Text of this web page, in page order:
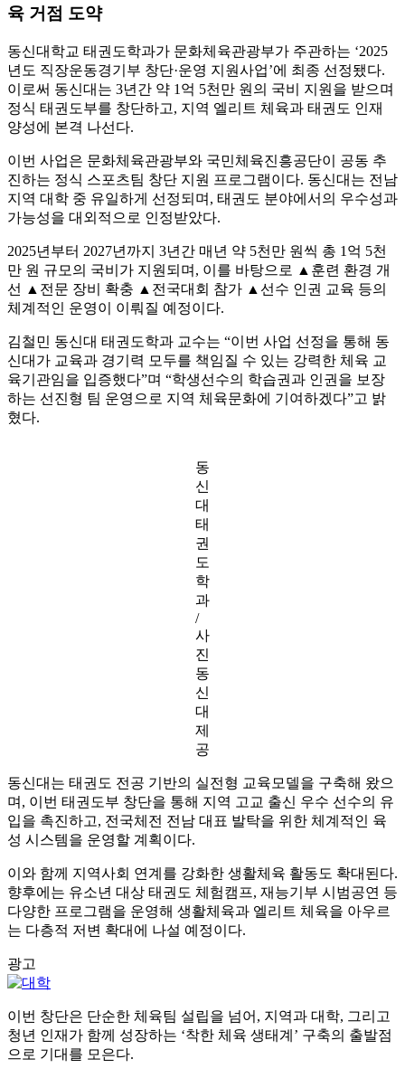
육 거점 도약
동신대학교 태권도학과가 문화체육관광부가 주관하는 ‘2025
년도 직장운동경기부 창단·운영 지원사업’에 최종 선정됐다.
이로써 동신대는 3년간 약 1억 5천만 원의 국비 지원을 받으며
정식 태권도부를 창단하고, 지역 엘리트 체육과 태권도 인재
양성에 본격 나선다.
이번 사업은 문화체육관광부와 국민체육진흥공단이 공동 추
진하는 정식 스포츠팀 창단 지원 프로그램이다. 동신대는 전남
지역 대학 중 유일하게 선정되며, 태권도 분야에서의 우수성과
가능성을 대외적으로 인정받았다.
2025년부터 2027년까지 3년간 매년 약 5천만 원씩 총 1억 5천
만 원 규모의 국비가 지원되며, 이를 바탕으로 ▲훈련 환경 개
선 ▲전문 장비 확충 ▲전국대회 참가 ▲선수 인권 교육 등의
체계적인 운영이 이뤄질 예정이다.
김철민 동신대 태권도학과 교수는 “이번 사업 선정을 통해 동
신대가 교육과 경기력 모두를 책임질 수 있는 강력한 체육 교
육기관임을 입증했다”며 “학생선수의 학습권과 인권을 보장
하는 선진형 팀 운영으로 지역 체육문화에 기여하겠다”고 밝
혔다.
동
신
대
태
권
도
학
과
/
사
진
동
신
대
제
공
동신대는 태권도 전공 기반의 실전형 교육모델을 구축해 왔으
며, 이번 태권도부 창단을 통해 지역 고교 출신 우수 선수의 유
입을 촉진하고, 전국체전 전남 대표 발탁을 위한 체계적인 육
성 시스템을 운영할 계획이다.
이와 함께 지역사회 연계를 강화한 생활체육 활동도 확대된다.
향후에는 유소년 대상 태권도 체험캠프, 재능기부 시범공연 등
다양한 프로그램을 운영해 생활체육과 엘리트 체육을 아우르
는 다층적 저변 확대에 나설 예정이다.
광고
이번 창단은 단순한 체육팀 설립을 넘어, 지역과 대학, 그리고
청년 인재가 함께 성장하는 ‘착한 체육 생태계’ 구축의 출발점
으로 기대를 모은다.